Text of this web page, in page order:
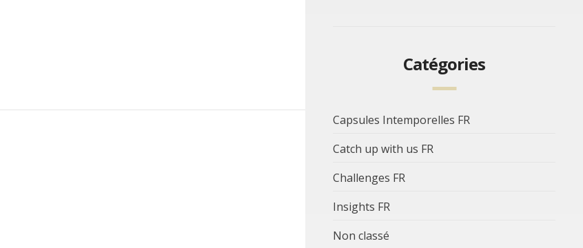
Catégories
Capsules Intemporelles FR
Catch up with us FR
Challenges FR
Insights FR
Non classé